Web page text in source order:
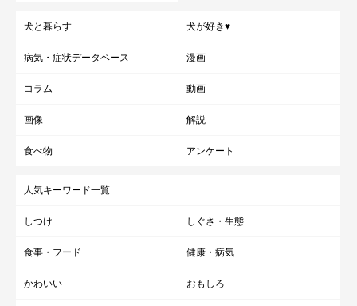
犬と暮らす 犬が好き♥
病気・症状データベース 漫画
コラム 動画
画像 解説
食べ物 アンケート
人気キーワード一覧
しつけ しぐさ・生態
食事・フード 健康・病気
かわいい おもしろ